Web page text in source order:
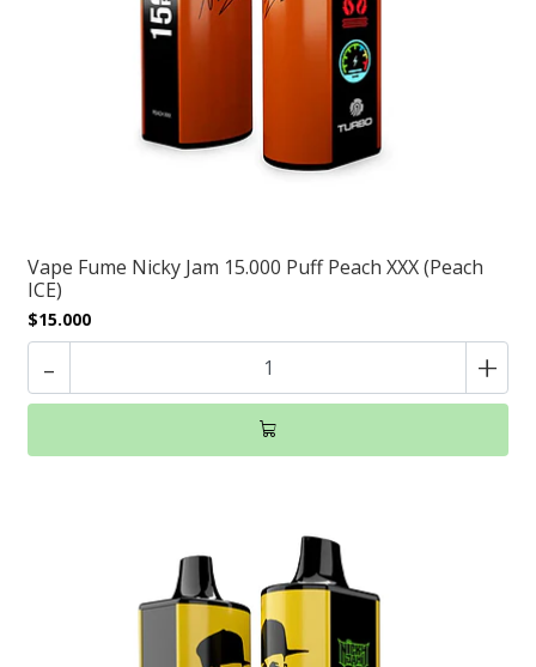
Vape Fume Nicky Jam 15.000 Puff Peach XXX (Peach
ICE)
$15.000
- +